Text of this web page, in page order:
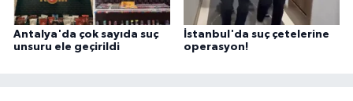
Antalya'da çok sayıda suç
unsuru ele geçirildi
İstanbul'da suç çetelerine
operasyon!